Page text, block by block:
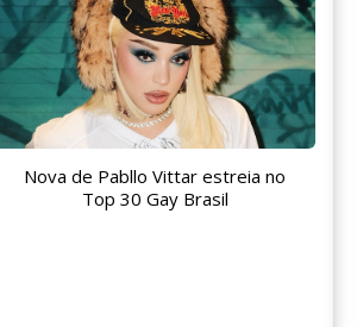
Nova de Pabllo Vittar estreia no
Top 30 Gay Brasil